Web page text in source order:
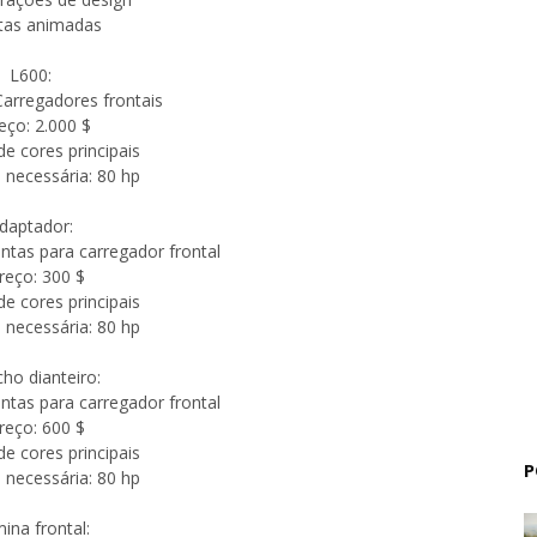
animadas
L600:
frontais
2.000 $
cores principais
80 hp
para carregador frontal
300 $
cores principais
80 hp
dianteiro:
para carregador frontal
600 $
cores principais
80 hp
frontal: